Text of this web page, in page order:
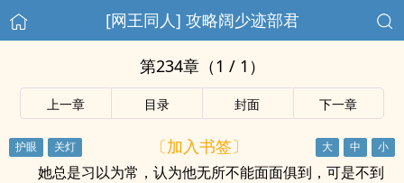
[网王同人] 攻略阔少迹部君
第234章（1 / 1）
上一章 目录 封面 下一章
〔加入书签〕
她总是习以为常，认为他无所不能面面俱到，可是不到